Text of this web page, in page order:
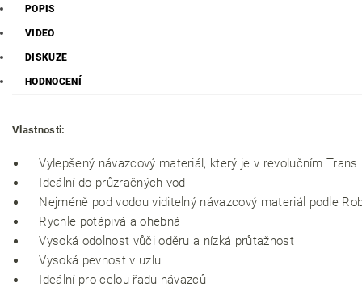
POPIS
VIDEO
DISKUZE
HODNOCENÍ
Vlastnosti:
Vylepšený návazcový materiál, který je v revolučním Trans
Ideální do průzračných vod
Nejméně pod vodou viditelný návazcový materiál podle
Rychle potápivá a ohebná
Vysoká odolnost vůči oděru a nízká průtažnost
Vysoká pevnost v uzlu
Ideální pro celou řadu návazců